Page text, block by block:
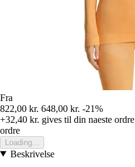
Fra
822,00 kr. 648,00 kr. -21%
+32,40 kr. gives til din naeste ordre
ordre
Loading...
Beskrivelse